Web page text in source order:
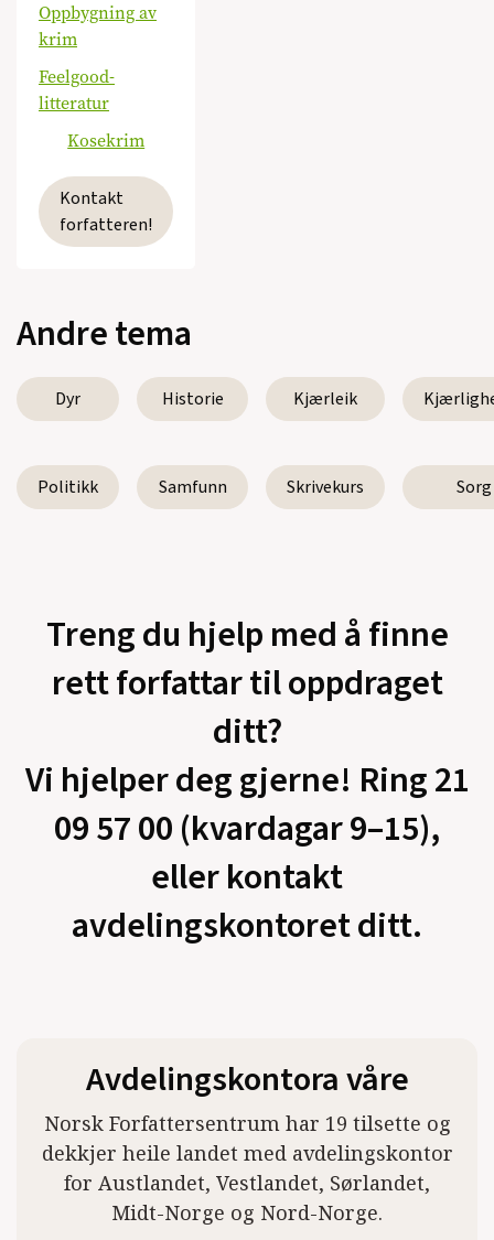
Oppbygning av
krim
Feelgood-
litteratur
Kosekrim
Kontakt
forfatteren!
Andre tema
Dyr Historie Kjærleik
Politikk Samfunn Skrivekurs Sorg
Treng du hjelp med å finne
rett forfattar til oppdraget
ditt?
Vi hjelper deg gjerne! Ring 21
09 57 00 (kvardagar 9–15),
eller kontakt
avdelingskontoret ditt.
Avdelingskontora våre
Norsk Forfattersentrum har 19 tilsette og
dekkjer heile landet med avdelingskontor
for Austlandet, Vestlandet, Sørlandet,
Midt-Norge og Nord-Norge.